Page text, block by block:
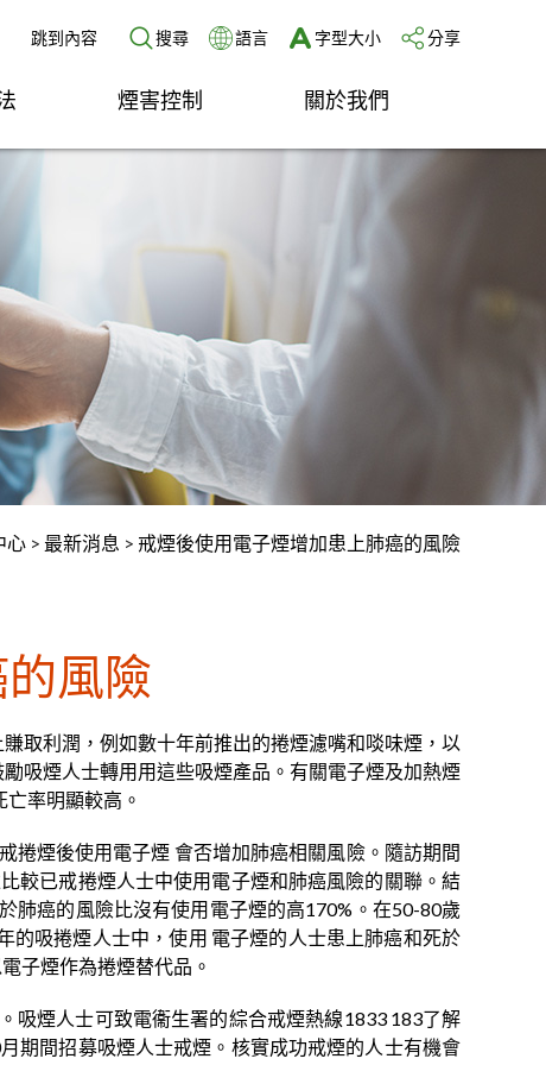
跳到內容 搜尋 語言 字型大小 分享
煙害控制 關於我們
心 > 最新消息 > 戒煙後使用電子煙增加患上肺癌的風險
風險
取利潤，例如數十年前推出的捲煙濾嘴和啖味煙，以
吸煙人士轉用用這些吸煙產品。有關電子煙及加熱煙
率明顯較高。
捲煙後使用電子煙 會否增加肺癌相關風險。隨訪期間
較已戒捲煙人士中使用電子煙和肺癌風險的關聯。結
肺癌的風險比沒有使用電子煙的高170%。在50-80歲
的吸捲煙人士中，使用 電子煙的人士患上肺癌和死於
子煙作為捲煙替代品。
吸煙人士可致電衞生署的綜合戒煙熱線1833 183了解
期間招募吸煙人士戒煙。核實成功戒煙的人士有機會